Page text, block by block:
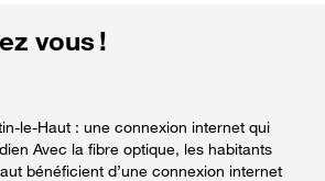
vous !
le-Haut : une connexion internet qui
Avec la fibre optique, les habitants
bénéficient d’une connexion internet